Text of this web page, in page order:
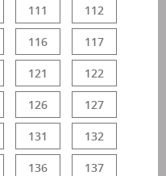
111 112
116 117
121 122
126 127
131 132
136 137